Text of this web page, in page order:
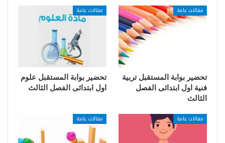
مقالات عامة
تحضير بوابة المستقبل تربية
فنية اول ابتدائى الفصل
الثالث
مقالات عامة
تحضير بوابة المستقبل علوم
اول ابتدائى الفصل الثالث
مقالات عامة مقالات عامة